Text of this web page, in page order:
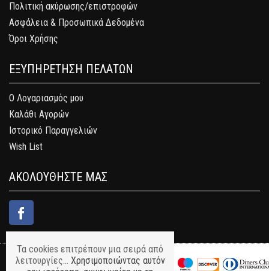
Πολιτική ακύρωσης/επιστροφών
Ασφάλεια & Προσωπικά Δεδομένα
Όροι Χρήσης
ΕΞΥΠΗΡΕΤΗΣΗ ΠΕΛΑΤΩΝ
Ο Λογαριασμός μου
Καλάθι Αγορών
Ιστορικό Παραγγελιών
Wish List
ΑΚΟΛΟΥΘΗΣΤΕ ΜΑΣ
Τα cookies επιτρέπουν μια σειρά από
λειτουργίες... Χρησιμοποιώντας αυτόν